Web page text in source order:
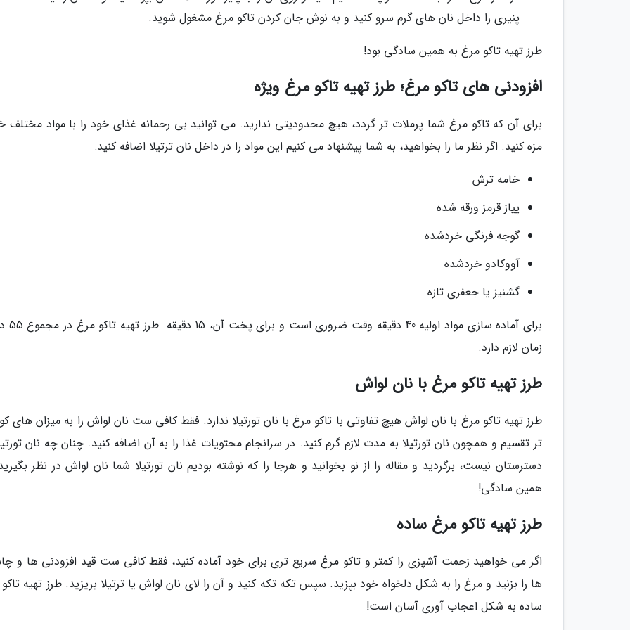
پنیری را داخل نان های گرم سرو کنید و به نوش جان کردن تاکو مرغ مشغول شوید.
طرز تهیه تاکو مرغ به همین سادگی بود!
افزودنی های تاکو مرغ؛ طرز تهیه تاکو مرغ ویژه
برای آن که تاکو مرغ شما پرملات تر گردد، هیچ محدودیتی ندارید. می توانید بی رحمانه غذای خود را با مواد
مزه کنید. اگر نظر ما را بخواهید، به شما پیشنهاد می کنیم این مواد را در داخل نان ترتیلا اضافه کنید:
خامه ترش
پیاز قرمز ورقه شده
گوجه فرنگی خردشده
آووکادو خردشده
گشنیز یا جعفری تازه
برای آماده
زمان لازم دارد.
طرز تهیه تاکو مرغ با نان لواش
طرز تهیه تاکو مرغ با نان لواش هیچ تفاوتی با تاکو مرغ با نان تورتیلا ندارد. فقط کافی ست نان لواش را به میزان های
تر تقسیم و همچون نان تورتیلا به مدت لازم گرم کنید. در سرانجام محتویات غذا را به آن اضافه کنید. چنان چه نان
دسترستان نیست، برگردید و مقاله را از نو بخوانید و هرجا را که نوشته بودیم نان تورتیلا شما نان لواش در نظر
همین سادگی!
طرز تهیه تاکو مرغ ساده
اگر می خواهید زحمت آشپزی را کمتر و تاکو مرغ سریع تری برای خود آماده کنید، فقط کافی ست قید افزودنی ها و
ها را بزنید و مرغ را به شکل دلخواه خود بپزید. سپس تکه تکه کنید و آن را لای نان لواش یا ترتیلا بریزید. طرز تهیه
ساده به شکل اعجاب آوری آسان است!